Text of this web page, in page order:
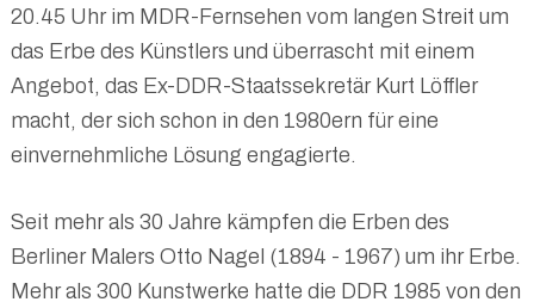
20.45 Uhr im MDR-Fernsehen vom langen Streit um
das Erbe des Künstlers und überrascht mit einem
Angebot, das Ex-DDR-Staatssekretär Kurt Löffler
macht, der sich schon in den 1980ern für eine
einvernehmliche Lösung engagierte.
Seit mehr als 30 Jahre kämpfen die Erben des
Berliner Malers Otto Nagel (1894 - 1967) um ihr Erbe.
Mehr als 300 Kunstwerke hatte die DDR 1985 von den